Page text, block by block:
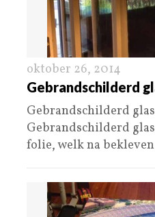
oktober 26, 2014
Gebrandschilderd
Gebrandschilderd
Gebrandschilderd
folie, welk na